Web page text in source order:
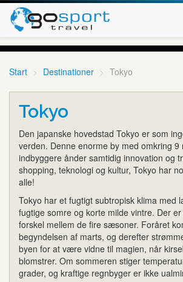
Start Destinationer Tokyo
Tokyo
Den japanske hovedstad Tokyo er som
verden. Denne enorme by med omkring 9
indbyggere ånder samtidig innovation og
shopping, teknologi og kultur, Tokyo har
alle!
Tokyo har et fugtigt subtropisk klima med
fugtige somre og korte milde vintre. Der
forskel mellem de fire sæsoner. Foråret
begyndelsen af marts, og derefter
byen for at være vidne til magien, når
blomstrer. Om sommeren stiger
grader, og kraftige regnbyger er ikke